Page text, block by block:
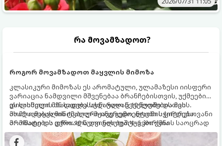
რა მოვამზადოთ?
როგორ მოვამზადოთ მაყვლის მიმოზა
კლასიკური მიმოზას ეს არომატული, ულამაზესი იისფერი
ვარიაცია ნამდვილი მშვენებაა ბრანჩებისთვის, უქმეების
დილისთვის ან სადღესასწაულო წვეულებებისთვის.
ახალი მაყვლის ტკბილ-მჟავე გემო, ლაიმის ციტრუსოვანი
არომატი და ცქრიალა ღვინის ბუშტუკები ქმნის საოცრად
დახვეწილ და მაგრილებელ კოქტეილს.
ეს სასმელი მზადდება სულ რაღაც 10 წუთში და მის
მომზადებას მინიმალური ინგრედიენტები სჭირდება.
მომზადების დრო: 10 წუთი ულუფა: 4–6 პორცია